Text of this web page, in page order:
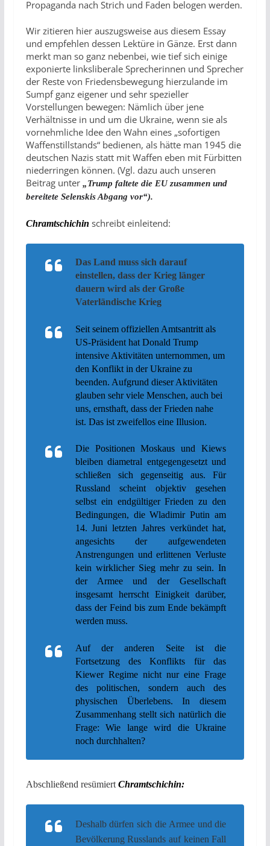
Propaganda nach Strich und Faden belogen werden.
Wir zitieren hier auszugsweise aus diesem Essay
und empfehlen dessen Lektüre in Gänze. Erst dann
merkt man so ganz nebenbei, wie tief sich einige
exponierte linksliberale Sprecherinnen und Sprecher
der Reste von Friedensbewegung hierzulande im
Sumpf ganz eigener und sehr spezieller
Vorstellungen bewegen: Nämlich über jene
Verhältnisse in und um die Ukraine, wenn sie als
vornehmliche Idee den Wahn eines „sofortigen
Waffenstillstands“ bedienen, als hätte man 1945 die
deutschen Nazis statt mit Waffen eben mit Fürbitten
niederringen können. (Vgl. dazu auch unseren
Beitrag unter „Trump faltete die EU zusammen und
bereitete Selenskis Abgang vor“).
Chramtschichin schreibt einleitend:
Das Land muss sich darauf
einstellen, dass der Krieg länger
dauern wird als der Große
Vaterländische Krieg
Seit seinem offiziellen Amtsantritt als
US-Präsident hat Donald Trump
intensive Aktivitäten unternommen, um
den Konflikt in der Ukraine zu
beenden. Aufgrund dieser Aktivitäten
glauben sehr viele Menschen, auch bei
uns, ernsthaft, dass der Frieden nahe
ist. Das ist zweifellos eine Illusion.
Die Positionen Moskaus und Kiews
bleiben diametral entgegengesetzt und
schließen sich gegenseitig aus. Für
Russland scheint objektiv gesehen
selbst ein endgültiger Frieden zu den
Bedingungen, die Wladimir Putin am
14. Juni letzten Jahres verkündet hat,
angesichts der aufgewendeten
Anstrengungen und erlittenen Verluste
kein wirklicher Sieg mehr zu sein. In
der Armee und der Gesellschaft
insgesamt herrscht Einigkeit darüber,
dass der Feind bis zum Ende bekämpft
werden muss.
Auf der anderen Seite ist die
Fortsetzung des Konflikts für das
Kiewer Regime nicht nur eine Frage
des politischen, sondern auch des
physischen Überlebens. In diesem
Zusammenhang stellt sich natürlich die
Frage: Wie lange wird die Ukraine
noch durchhalten?
Abschließend resümiert Chramtschichin:
Deshalb dürfen sich die Armee und die
Bevölkerung Russlands auf keinen Fall